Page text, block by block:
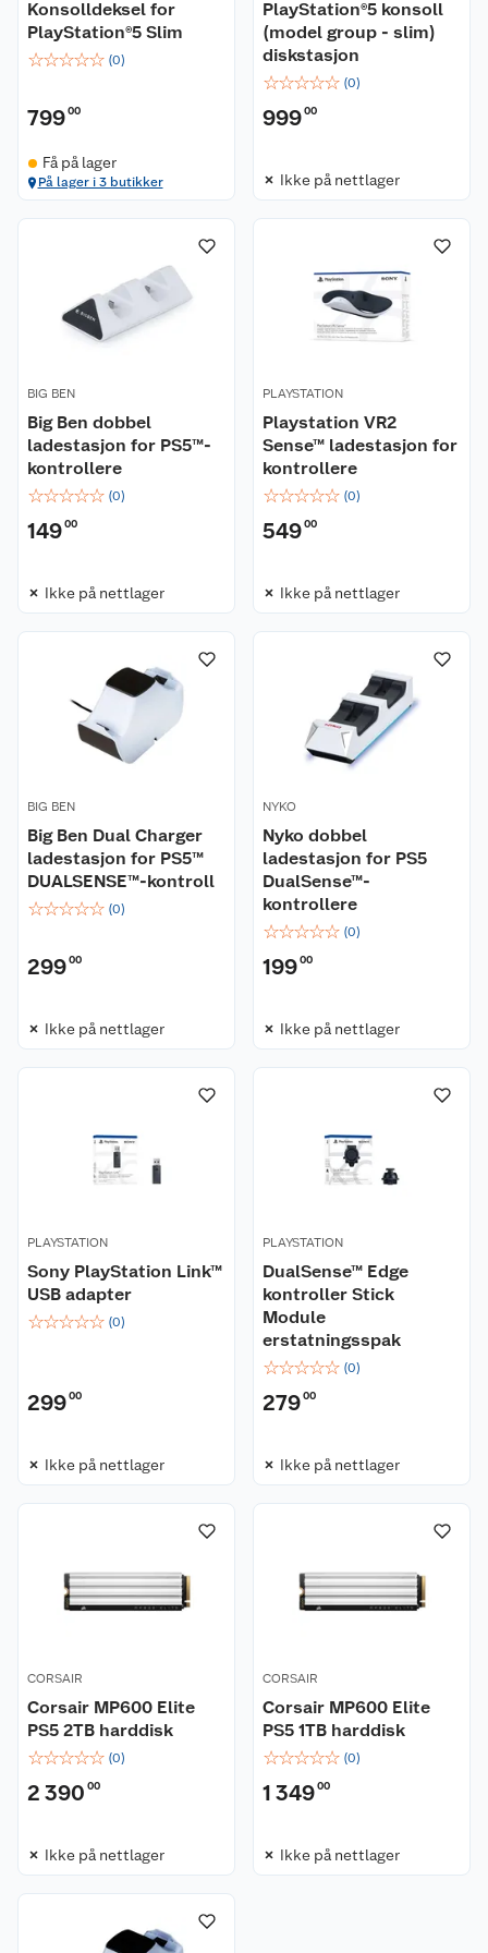
Konsolldeksel for
PlayStation®5 Slim
☆☆☆☆☆ (0)
79900
Få på lager
På lager i 3 butikker
PlayStation®5 konsoll
(model group - slim)
diskstasjon
☆☆☆☆☆ (0)
99900
Ikke på nettlager
BIG BEN
Big Ben dobbel
ladestasjon for PS5™-
kontrollere
☆☆☆☆☆ (0)
14900
Ikke på nettlager
PLAYSTATION
Playstation VR2
Sense™ ladestasjon for
kontrollere
☆☆☆☆☆ (0)
54900
Ikke på nettlager
BIG BEN
Big Ben Dual Charger
ladestasjon for PS5™
DUALSENSE™-kontroll
☆☆☆☆☆ (0)
29900
Ikke på nettlager
NYKO
Nyko dobbel
ladestasjon for PS5
DualSense™-
kontrollere
☆☆☆☆☆ (0)
19900
Ikke på nettlager
PLAYSTATION
Sony PlayStation Link™
USB adapter
☆☆☆☆☆ (0)
29900
Ikke på nettlager
PLAYSTATION
DualSense™ Edge
kontroller Stick
Module
erstatningsspak
☆☆☆☆☆ (0)
27900
Ikke på nettlager
CORSAIR
Corsair MP600 Elite
PS5 2TB harddisk
☆☆☆☆☆ (0)
2 390 00
Ikke på nettlager
CORSAIR
Corsair MP600 Elite
PS5 1TB harddisk
☆☆☆☆☆ (0)
1 34900
Ikke på nettlager
Om oss
Kontakt oss